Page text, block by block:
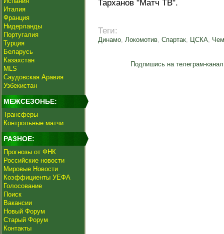
Италия
Франция
Нидерланды
Португалия
Турция
Беларусь
Казахстан
MLS
Саудовская Аравия
Узбекистан
МЕЖСЕЗОНЬЕ:
Трансферы
Контрольные матчи
РАЗНОЕ:
Прогнозы от ФНК
Российские новости
Мировые Новости
Коэффициенты УЕФА
Голосование
Поиск
Вакансии
Новый Форум
Старый Форум
Контакты
Тарханов "Матч ТВ".
Теги:
Динамо, Локомотив, Спартак, ЦСКА,
Подпишись на телеграм-